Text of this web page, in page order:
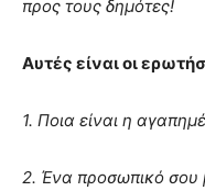
pain.
hd
προς τους δημότες!
Αυτές είναι οι
1. Ποια είναι η
2. Ένα προσωπικό